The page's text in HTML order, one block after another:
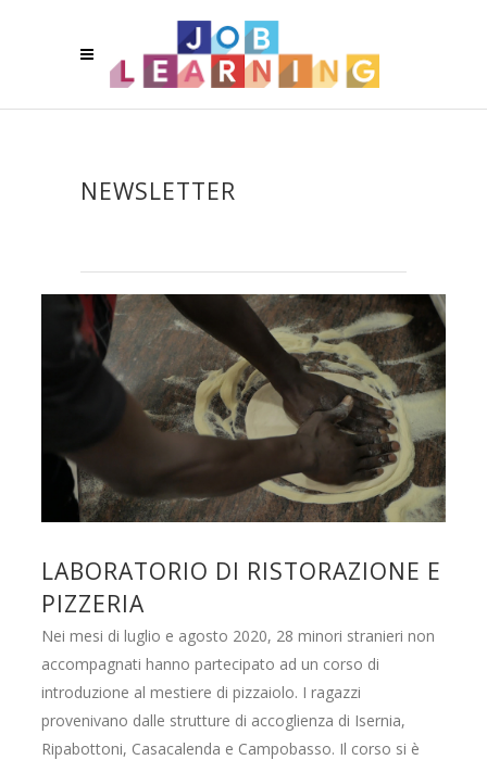
NEWSLETTER
LABORATORIO DI RISTORAZIONE E
PIZZERIA
Nei mesi di luglio e agosto 2020, 28 minori stranieri non
accompagnati hanno partecipato ad un corso di
introduzione al mestiere di pizzaiolo. I ragazzi
provenivano dalle strutture di accoglienza di Isernia,
Ripabottoni, Casacalenda e Campobasso. Il corso si è